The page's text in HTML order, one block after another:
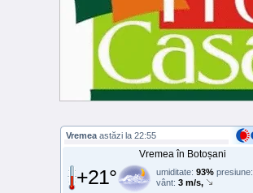
Vremea astăzi la 22:55
Vremea în Botoșani
+21° umiditate: 93% presiune:
vânt: 3 m/s,